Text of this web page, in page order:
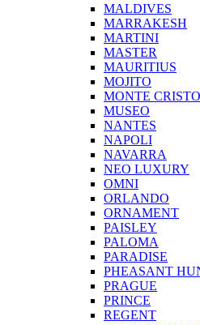
MALDIVES
MARRAKESH
MARTINI
MASTER
MAURITIUS
MOJITO
MONTE CRISTO
MUSEO
NANTES
NAPOLI
NAVARRA
NEO LUXURY
OMNI
ORLANDO
ORNAMENT
PAISLEY
PALOMA
PARADISE
PHEASANT
PRAGUE
PRINCE
REGENT